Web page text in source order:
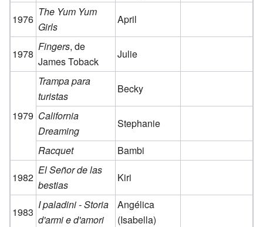
1976
The Yum Yum
Girls
April
1978
Fingers, de
James Toback
Julie
1979
Trampa para
turistas
Becky
California
Dreaming
Stephanie
Racquet
Bambi
1982
El Señor de las
bestias
Kiri
1983
I paladini - Storia
d'armi e d'amori
Angélica
(Isabella)